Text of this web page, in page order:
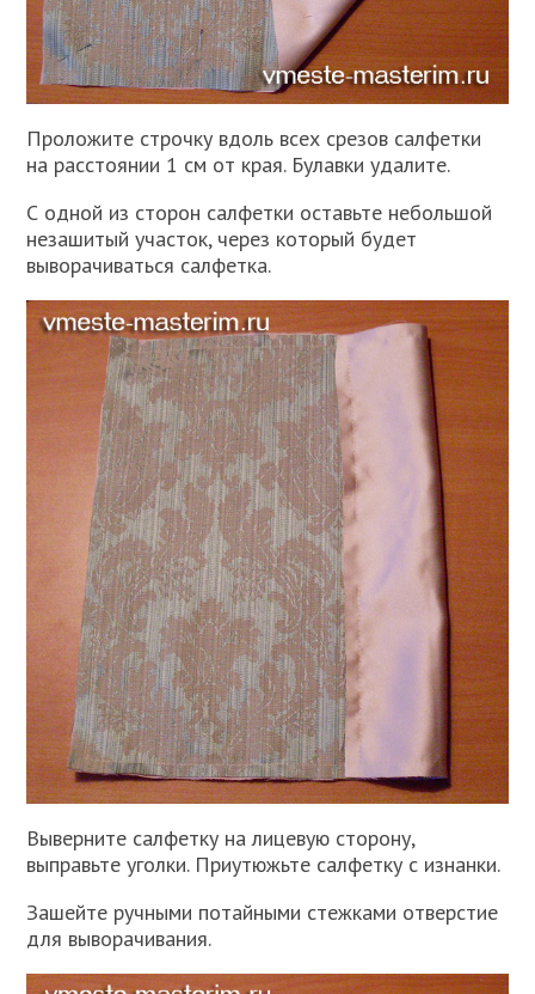
Проложите строчку вдоль всех срезов салфетки
на расстоянии 1 см от края. Булавки удалите.
С одной из сторон салфетки оставьте небольшой
незашитый участок, через который будет
выворачиваться салфетка.
Выверните салфетку на лицевую сторону,
выправьте уголки. Приутюжьте салфетку с изнанки.
Зашейте ручными потайными стежками отверстие
для выворачивания.